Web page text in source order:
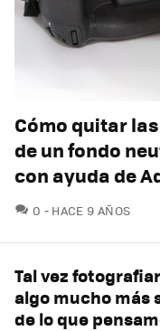
Cómo quitar
de un fondo
con ayuda de
0 COMENTARIOS
HACE 9 AÑOS
Tal vez
algo mucho más
de lo que